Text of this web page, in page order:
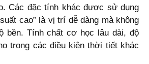
Các đặc tính khác được sử dụng
cao” là vị trí dễ dàng mà không
bền. Tính chất cơ học lâu dài, độ
trong các điều kiện thời tiết khác